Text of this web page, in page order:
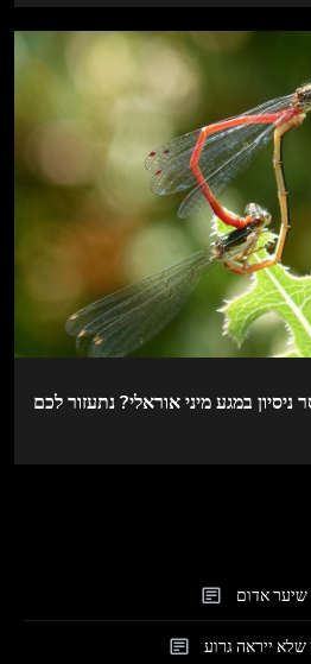
במגע מיני אוראלי? נתעזור לכם
שיער אדום
ייראה גרוע